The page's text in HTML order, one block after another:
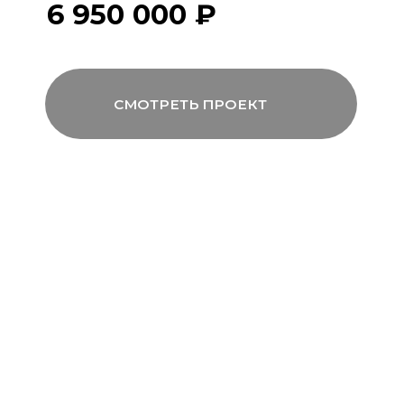
Мы совмещаем скорость модульной
сборки с технологиями капитального
строительства, включая использование
бетона, керамогранита и премиального
инженерного оборудования